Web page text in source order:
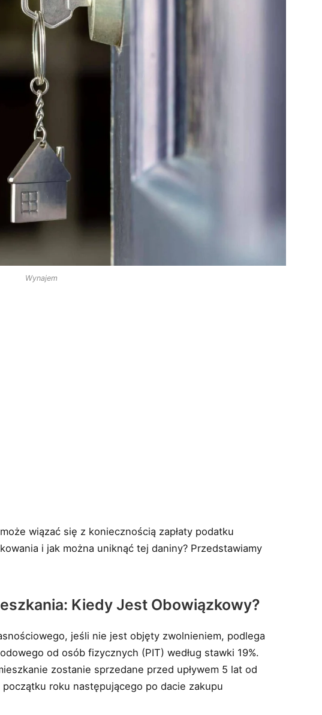
Wynajem
wiązać się z koniecznością zapłaty podatku
i jak można uniknąć tej daniny? Przedstawiamy
Kiedy Jest Obowiązkowy?
jeśli nie jest objęty zwolnieniem, podlega
od osób fizycznych (PIT) według stawki 19%.
zostanie sprzedane przed upływem 5 lat od
roku następującego po dacie zakupu